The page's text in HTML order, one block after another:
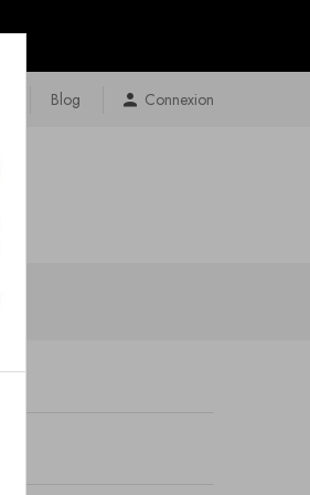
Connexion
Blog